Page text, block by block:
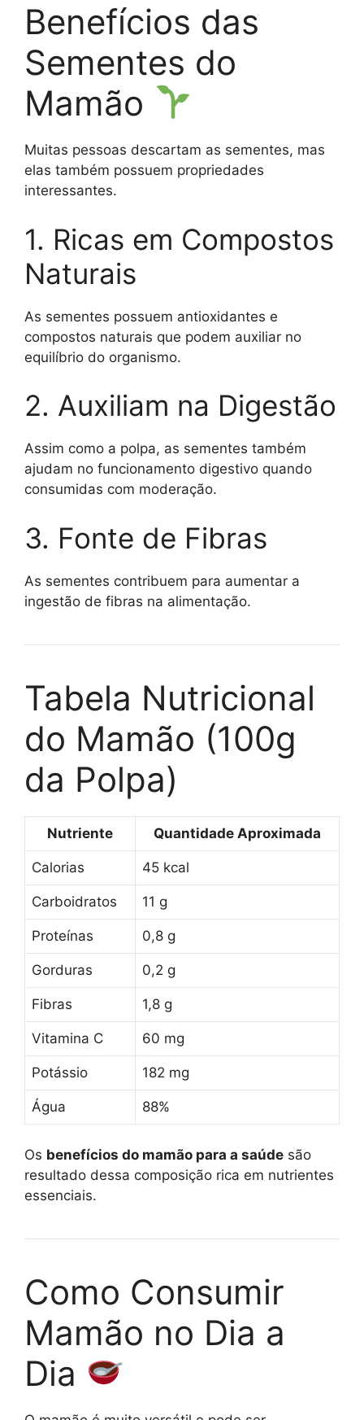
Benefícios das
Sementes do
Mamão
Muitas pessoas descartam as sementes, mas
elas também possuem propriedades
interessantes.
1. Ricas em Compostos
Naturais
As sementes possuem antioxidantes e
compostos naturais que podem auxiliar no
equilíbrio do organismo.
2. Auxiliam na Digestão
Assim como a polpa, as sementes também
ajudam no funcionamento digestivo quando
consumidas com moderação.
3. Fonte de Fibras
As sementes contribuem para aumentar a
ingestão de fibras na alimentação.
Tabela Nutricional
do Mamão (100g
da Polpa)
Nutriente Quantidade Aproximada
Calorias 45 kcal
Carboidratos 11 g
Proteínas 0,8 g
Gorduras 0,2 g
Fibras 1,8 g
Vitamina C 60 mg
Potássio 182 mg
Água 88%
Os benefícios do mamão para a saúde são
resultado dessa composição rica em nutrientes
essenciais.
Como Consumir
Mamão no Dia a
Dia